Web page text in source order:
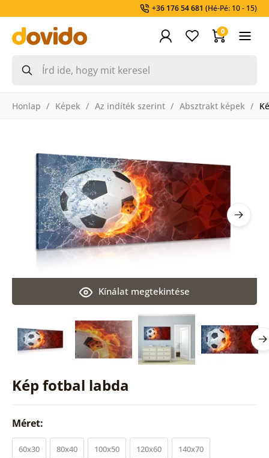
+36 176 54 681 (Hé-Pé: 10 - 15)
0
Honlap Képek Az indíték szerint Absztrakt képek
Kép fotbal labda
Kínálat megtekintése
Méret:
60x30 80x40 100x50 120x60 140x70